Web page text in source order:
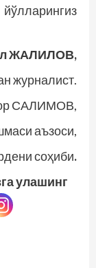
ЖАЛИЛОВ,
журналист.
САЛИМОВ,
аъзоси,
соҳиби.
улашинг